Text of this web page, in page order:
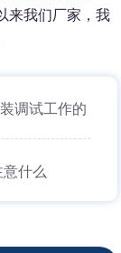
来我们厂家，我
调试工作的
什么